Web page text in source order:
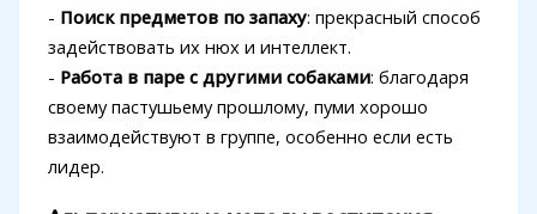
- Поиск предметов по запаху: прекрасный способ
задействовать их нюх и интеллект.
- Работа в паре с другими собаками: благодаря
своему пастушьему прошлому, пуми хорошо
взаимодействуют в группе, особенно если есть
лидер.